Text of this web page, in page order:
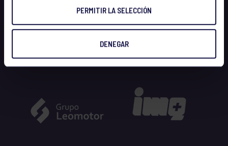
PERMITIR LA SELECCIÓN
DENEGAR